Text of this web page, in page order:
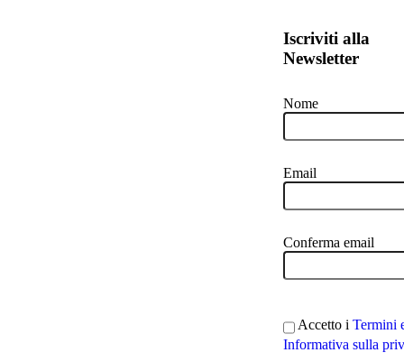
Iscriviti alla
Newsletter
Nome
Email
Conferma email
Accetto i Termini
Informativa sulla